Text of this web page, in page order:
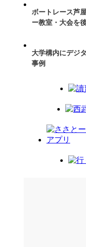
ボートレース芦
ー教室・大会を
大学構内にデジ
事例